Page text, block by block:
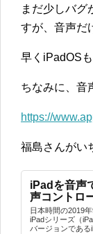
まだ少しバグ
すが、音声だ
早くiPadOS
ちなみに、音
https://
福島さんがい
iPadを音声
声コントロ
日本時間の2019
iPadシリーズ（
バージョンである